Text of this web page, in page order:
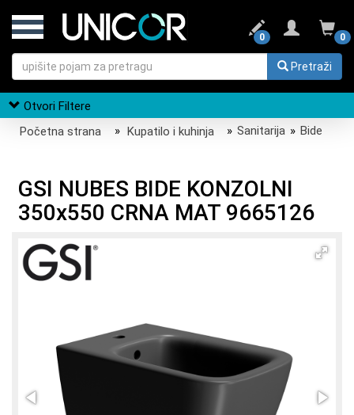
0
0
Pretraži
Otvori Filtere
Početna strana
» Kupatilo i kuhinja » Sanitarija » Bide
GSI NUBES BIDE KONZOLNI
350x550 CRNA MAT 9665126